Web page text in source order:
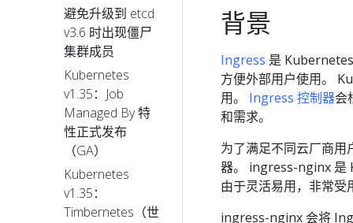
避免升级到 etcd
v3.6 时出现僵尸
集群成员
Kubernetes
v1.35：Job
Managed By 特
性正式发布
（GA）
Kubernetes
v1.35：
Timbernetes（世
背景
Ingress 是
方便外部用户使用。
用。 Ingress 控制器会
和需求。
为了满足不同云厂商
器。 ingress-nginx 是
由于灵活易用，非常
ingress-nginx 会将